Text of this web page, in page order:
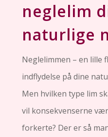
neglelim
naturlige
Neglelimmen – en lille
indflydelse på dine
Men hvilken type lim
vil konsekvenserne
forkerte? Der er så